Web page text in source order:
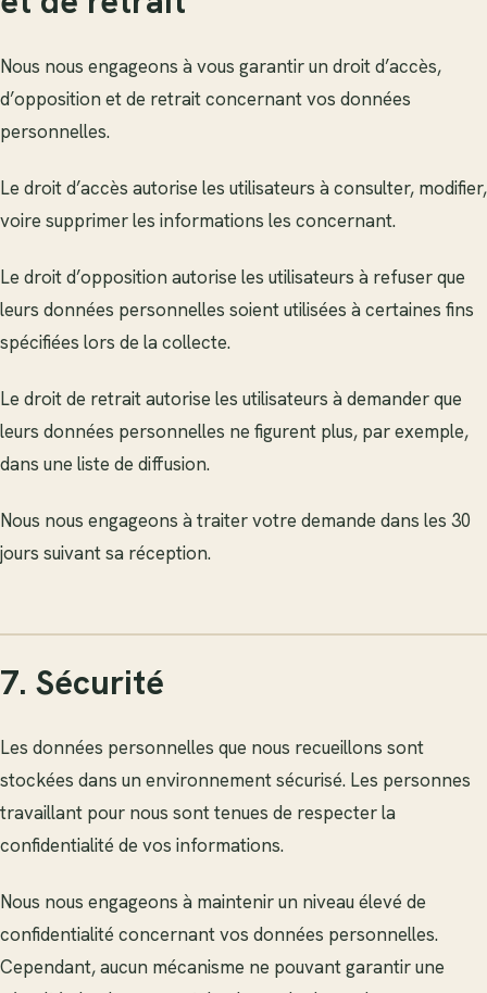
Nous nous engageons à vous garantir un droit d’accès,
d’opposition et de retrait concernant vos données
personnelles.
Le droit d’accès autorise les utilisateurs à consulter, modifier,
voire supprimer les informations les concernant.
Le droit d’opposition autorise les utilisateurs à refuser que
leurs données personnelles soient utilisées à certaines fins
spécifiées lors de la collecte.
Le droit de retrait autorise les utilisateurs à demander que
leurs données personnelles ne figurent plus, par exemple,
dans une liste de diffusion.
Nous nous engageons à traiter votre demande dans les 30
jours suivant sa réception.
7. Sécurité
Les données personnelles que nous recueillons sont
stockées dans un environnement sécurisé. Les personnes
travaillant pour nous sont tenues de respecter la
confidentialité de vos informations.
Nous nous engageons à maintenir un niveau élevé de
confidentialité concernant vos données personnelles.
Cependant, aucun mécanisme ne pouvant garantir une